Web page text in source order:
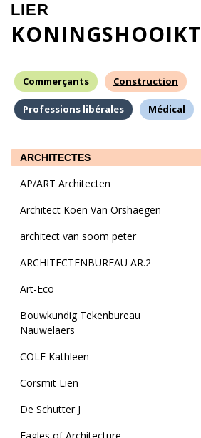
LIER
KONINGSHOOIKT
Commerçants Construction
Professions libérales Médical
ARCHITECTES
AP/ART Architecten
Architect Koen Van Orshaegen
architect van soom peter
ARCHITECTENBUREAU AR.2
Art-Eco
Bouwkundig Tekenbureau
Nauwelaers
COLE Kathleen
Corsmit Lien
De Schutter J